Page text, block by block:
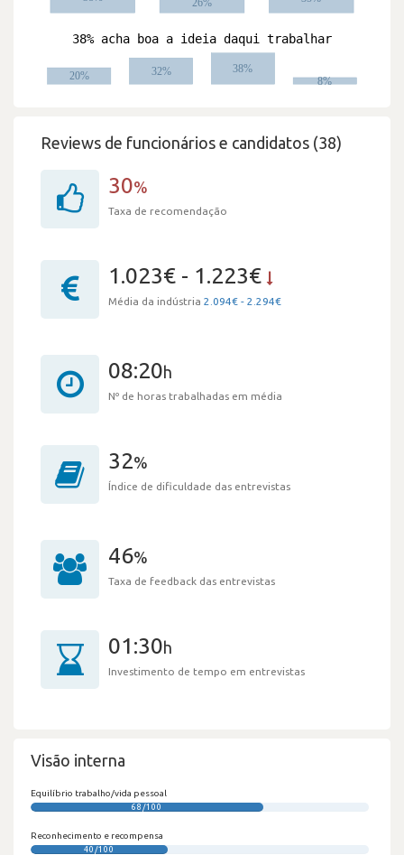
Reviews de funcionários e candidatos (38)
30%
Taxa de recomendação
1.023€ - 1.223€
Média da indústria 2.094€ - 2.294€
08:20h
Nº de horas trabalhadas em média
32%
Índice de dificuldade das entrevistas
46%
Taxa de feedback das entrevistas
01:30h
Investimento de tempo em entrevistas
Visão interna
Equilíbrio trabalho/vida pessoal
68/100
Reconhecimento e recompensa
40/100